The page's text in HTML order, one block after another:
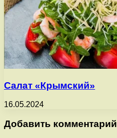
Салат «Крымский»
16.05.2024
Добавить комментарий